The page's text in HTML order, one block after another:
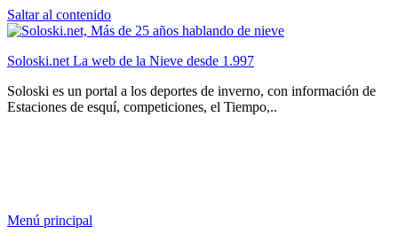
Saltar al contenido
Soloski.net La web de la Nieve desde 1.997
Soloski es un portal a los deportes de inverno, con información de
Estaciones de esquí, competiciones, el Tiempo,..
Menú principal